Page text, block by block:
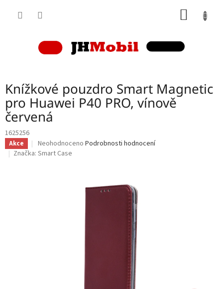
Knížkové pouzdro Smart Magnetic
pro Huawei P40 PRO, vínově
červená
1625256
Akce
Průměrné
hodnocení
Neohodnoceno Podrobnosti hodnocení
Značka: Smart Case